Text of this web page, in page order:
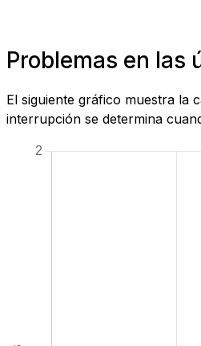
Problemas en las
El siguiente gráfico muestra la
interrupción se determina